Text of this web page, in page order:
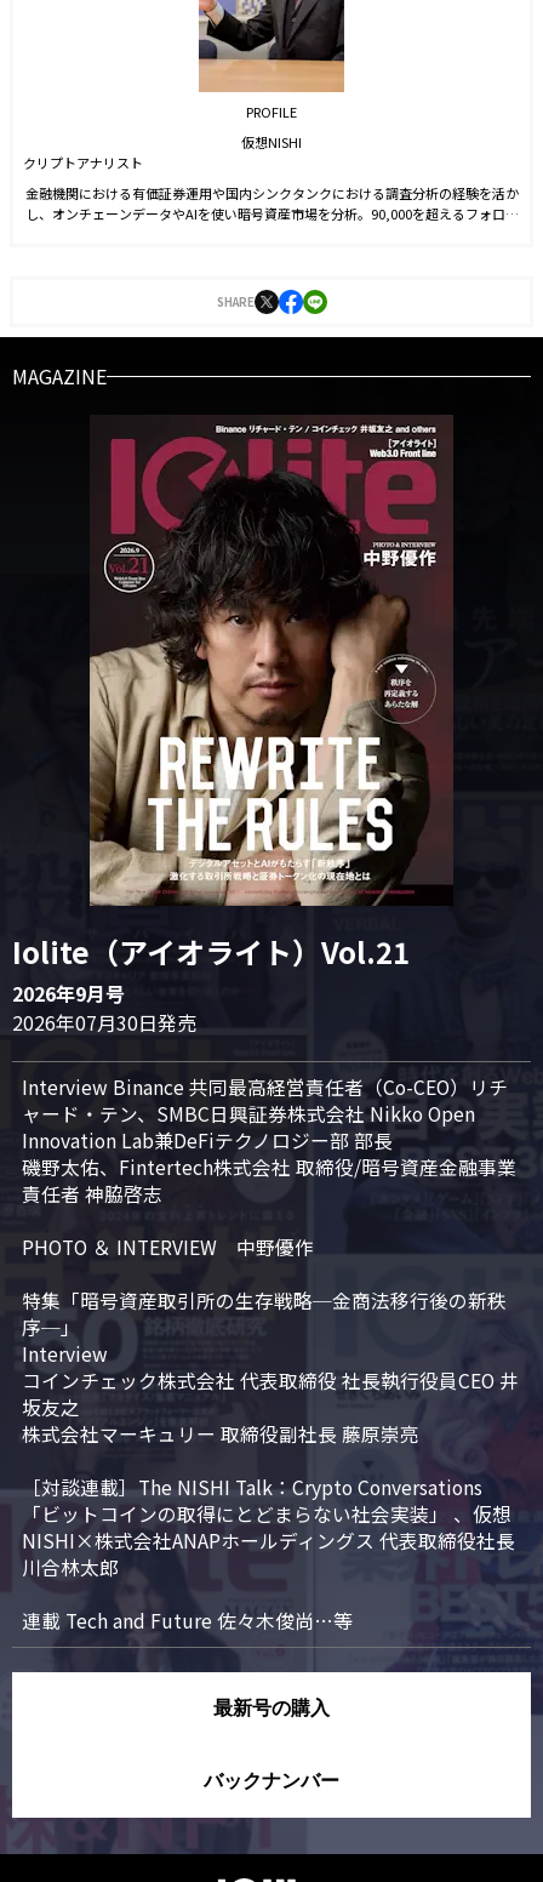
PROFILE
仮想NISHI
クリプトアナリスト
金融機関における有価証券運用や国内シンクタンクにおける調査分析の経験を活か
し、オンチェーンデータやAIを使い暗号資産市場を分析。90,000を超えるフォロワ
SHARE
MAGAZINE
Iolite（アイオライト）Vol.21
2026年9月号
2026年07月30日発売
Interview Binance 共同最高経営責任者（Co-CEO）リチ
ャード・テン、SMBC日興証券株式会社 Nikko Open
Innovation Lab兼DeFiテクノロジー部 部長
磯野太佑、Fintertech株式会社 取締役/暗号資産金融事業
責任者 神脇啓志
PHOTO ＆ INTERVIEW　中野優作
特集「暗号資産取引所の生存戦略─金商法移行後の新秩
序─」
Interview
コインチェック株式会社 代表取締役 社長執行役員CEO 井
坂友之
株式会社マーキュリー 取締役副社長 藤原崇亮
［対談連載］The NISHI Talk：Crypto Conversations
「ビットコインの取得にとどまらない社会実装」 、仮想
NISHI×株式会社ANAPホールディングス 代表取締役社長
川合林太郎
連載 Tech and Future 佐々木俊尚…等
最新号の購入
バックナンバー